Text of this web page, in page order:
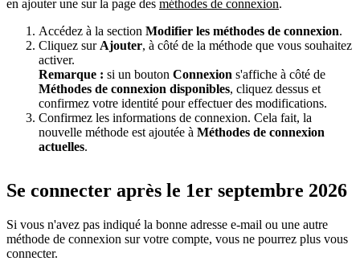
en ajouter une sur la page des méthodes de connexion.
Accédez à la section Modifier les méthodes de connexion.
Cliquez sur Ajouter, à côté de la méthode que vous souhaitez
activer.
Remarque : si un bouton Connexion s'affiche à côté de
Méthodes de connexion disponibles, cliquez dessus et
confirmez votre identité pour effectuer des modifications.
Confirmez les informations de connexion. Cela fait, la
nouvelle méthode est ajoutée à Méthodes de connexion
actuelles.
Se connecter après le 1er septembre 2026
Si vous n'avez pas indiqué la bonne adresse e-mail ou une autre
méthode de connexion sur votre compte, vous ne pourrez plus vous
connecter.